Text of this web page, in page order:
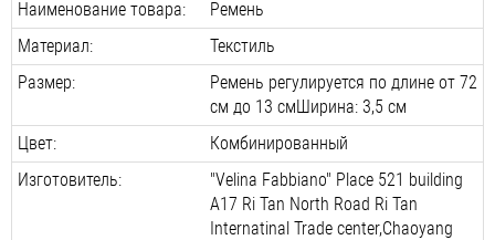
Наименование товара:
Ремень
Материал:
Текстиль
Размер:
Ремень регулируется по длине от 72
см до 13 смШирина: 3,5 см
Цвет:
Комбинированный
Изготовитель:
"Velina Fabbiano" Place 521 building
A17 Ri Tan North Road Ri Tan
Internatinal Trade center,Chaoyang